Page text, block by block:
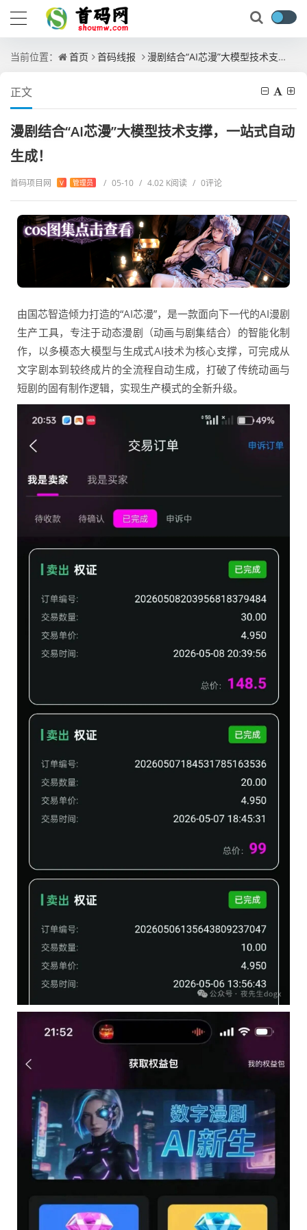
当前位置： 首页 首码线报 漫剧结合“AI芯漫”大模型技术支撑，一站式自动生成！
正文
漫剧结合“AI芯漫”大模型技术支撑，一站式自动
生成！
首码项目网 V 管理员 / 05-10 / 4.02 K阅读 / 0评论
由国芯智造倾力打造的“AI芯漫”，是一款面向下一代的AI漫剧
生产工具，专注于动态漫剧（动画与剧集结合）的智能化制
作，以多模态大模型与生成式AI技术为核心支撑，可完成从
文字剧本到较终成片的全流程自动生成，打破了传统动画与
短剧的固有制作逻辑，实现生产模式的全新升级。